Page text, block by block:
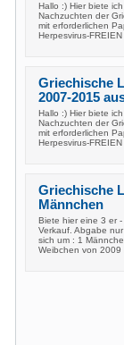
Hallo :) Hier biete
Nachzuchten der
mit erforderlichen
Herpesvirus-
Griechische
2007-2015
Hallo :) Hier biete
Nachzuchten der
mit erforderlichen
Herpesvirus-
Griechische
Männchen
Biete hier eine 3 er
Verkauf. Abgabe
sich um : 1
Weibchen von 2009